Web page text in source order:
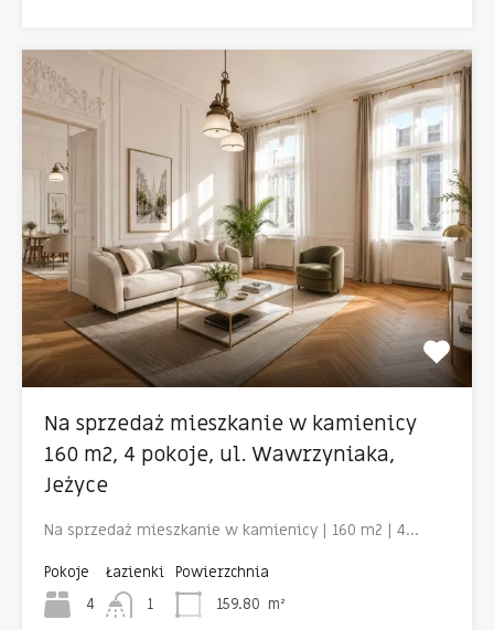
Na sprzedaż mieszkanie w kamienicy
160 m2, 4 pokoje, ul. Wawrzyniaka,
Jeżyce
Na sprzedaż mieszkanie w kamienicy | 160 m2 | 4…
Pokoje
4
Łazienki
1
Powierzchnia
159.80 m²